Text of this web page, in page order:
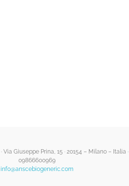
· Via Giuseppe Prina, 15 · 20154 – Milano – Italia ·
09866600969
info@anscebiogeneric.com